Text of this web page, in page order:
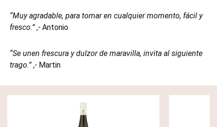
“Muy agradable, para tomar en cualquier momento, fácil y
fresco.” ,- Antonio
“Se unen frescura y dulzor de maravilla, invita al siguiente
trago.” ,- Martin